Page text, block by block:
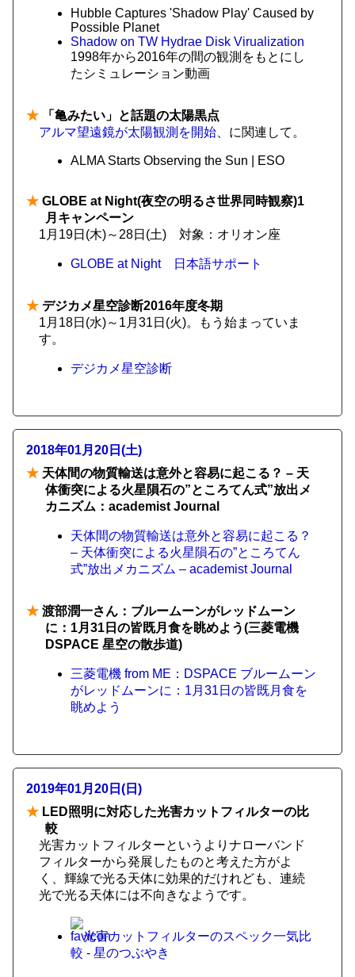
Hubble Captures 'Shadow Play' Caused by
Possible Planet
Shadow on TW Hydrae Disk Virualization
1998年から2016年の間の観測をもとにし
たシミュレーション動画
★ 「亀みたい」と話題の太陽黒点
アルマ望遠鏡が太陽観測を開始 、に関連して。
ALMA Starts Observing the Sun | ESO
★ GLOBE at Night(夜空の明るさ世界同時観察)1
月キャンペーン
1月19日(木)～28日(土) 対象：オリオン座
GLOBE at Night 日本語サポート
★ デジカメ星空診断2016年度冬期
1月18日(水)～1月31日(火)。もう始まっていま
す。
デジカメ星空診断
2018年01月20日(土)
★ 天体間の物質輸送は意外と容易に起こる？ – 天
体衝突による火星隕石の”ところてん式”放出メ
カニズム：academist Journal
天体間の物質輸送は意外と容易に起こる？
– 天体衝突による火星隕石の”ところてん
式”放出メカニズム – academist Journal
★ 渡部潤一さん：ブルームーンがレッドムーン
に：1月31日の皆既月食を眺めよう(三菱電機
DSPACE 星空の散歩道)
三菱電機 from ME：DSPACE ブルームーン
がレッドムーンに：1月31日の皆既月食を
眺めよう
2019年01月20日(日)
★ LED照明に対応した光害カットフィルターの比
較
光害カットフィルターというよりナローバンド
フィルターから発展したものと考えた方がよ
く、輝線で光る天体に効果的だけれども、連続
光で光る天体には不向きなようです。
光害カットフィルターのスペック一気比
較 - 星のつぶやき